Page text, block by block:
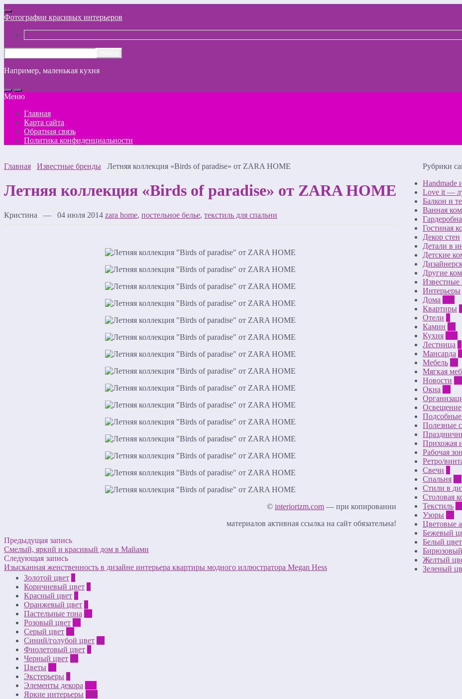
Фотографии красивых интерьеров
Например, маленькая кухня
Меню
Главная
Карта сайта
Обратная связь
Политика конфиденциальности
Главная Известные бренды Летняя коллекция «Birds of paradise» от ZARA HOME
Летняя коллекция «Birds of paradise» от ZARA HOME
Кристина — 04 июля 2014 zara home, постельное белье, текстиль для спальни
© interiorizm.com — при копировании
материалов активная ссылка на сайт обязательна!
Предыдущая запись
Смелый, яркий и красивый дом в Майами
Следующая запись
Изысканная женственность в дизайне интерьера квартиры модного иллюстратора Megan Hess
Рубрики
Handmade
Love it —
Балкон и
Ванная
Гостиная
Декор стен
Детали в
Детские
Другие
Известные
Интерьеры
Дома 340
Квартиры
Отели 7
Камин 15
Кухня 135
Лестница 7
Мансарда
Мебель 94
Мягкая
Новости
Окна 31
Освещение
Полезные
Прихожая
Рабочая
Ретро/
Свечи 5
Спальня 94
Стили в
Столовая
Текстиль
Узоры 28
Цветовые
Бежевый
Белый цвет
Желтый
Зеленый
Золотой цвет 4
Коричневый цвет 9
Красный цвет 9
Оранжевый цвет 2
Пастельные тона 32
Розовый цвет 17
Серый цвет 18
Синий/голубой цвет 46
Фиолетовый цвет 5
Черный цвет 42
Цветы 23
Экстерьеры 9
Элементы декора 115
Яркие интерьеры 108